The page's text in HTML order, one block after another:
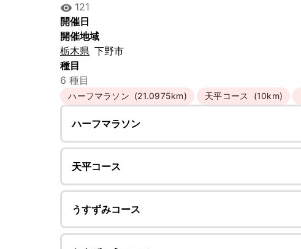
121
開催日
開催地域
栃木県 下野市
種目
6 種目
ハーフマラソン (21.0975km) 天平コース (10km)
ハーフマラソン
天平コース
うすずみコース